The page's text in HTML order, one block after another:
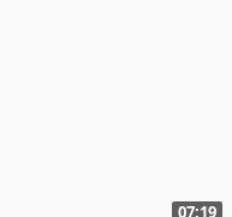
07:19